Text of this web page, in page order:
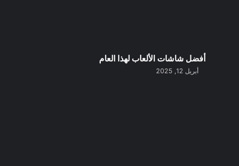
أفضل شاشات الألعاب لهذا العام
أبريل 12, 2025